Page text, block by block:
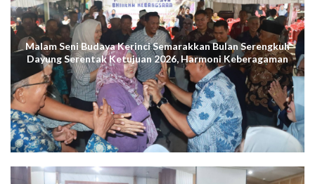
Malam Seni Budaya Kerinci Semarakkan Bulan Serengkuh
Dayung Serentak Ketujuan 2026, Harmoni Keberagaman
Terus Menggema di Kuala Tungkal